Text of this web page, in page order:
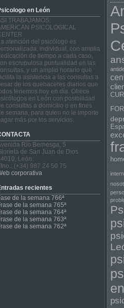
en León
TRABAJAMOS:
PSICOLOGICAL
atención del psicólogo es
individual, con amplia
de tiempo a cada caso,
escrupulosa puntualidad en las
y un amplio horario que
la asistencia a las consultas a
de los quehaceres diarios que
tenemos hoy en día. Ofrece
en León con posibilidad
consultas a domicilio o en fines
semana, para quien no le importe
más por los servicios.
Río Bernesga, 5
de San Juan de Dios
León.
(+34) 987 24 50 75
corporativa
recientes
de la semana 766ª
de la semana 765ª
de la semana 764ª
de la semana 763ª
de la semana 762ª